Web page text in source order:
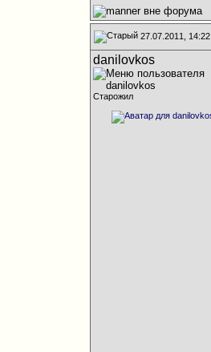
27.07.2011, 14:22
danilovkos
Старожил